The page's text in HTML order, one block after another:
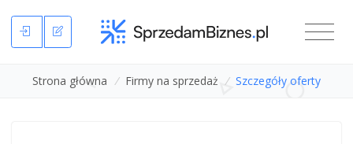
Strona główna / Firmy na sprzedaż / Szczegóły oferty